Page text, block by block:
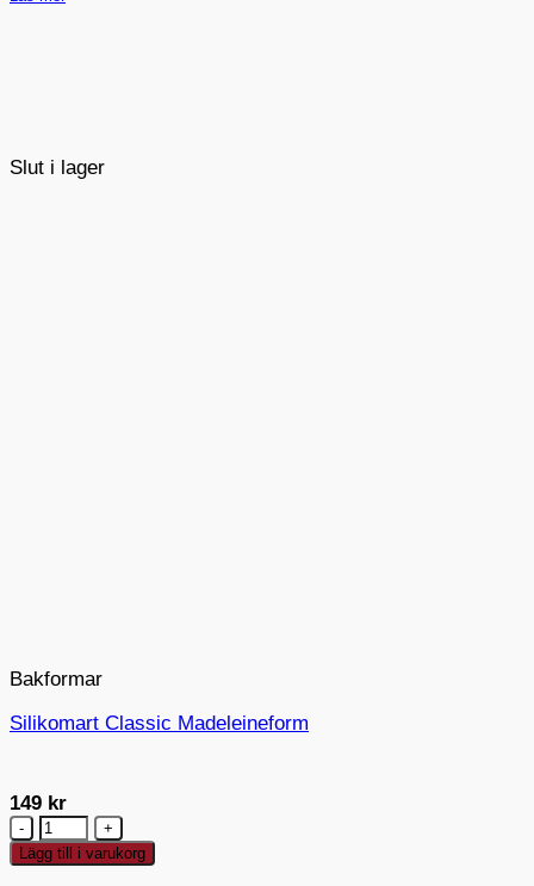
Slut i lager
Bakformar
Silikomart Classic Madeleineform
149 kr
Silikomart
Classic
Madeleineform
Lägg till i varukorg